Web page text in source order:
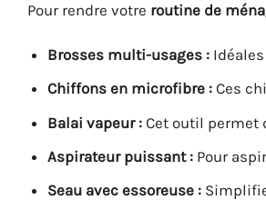
Pour rendre votre routine de
Brosses multi-usages :
Chiffons en microfibre : Ces
Balai vapeur : Cet outil permet
Aspirateur puissant : Pour
Seau avec essoreuse :